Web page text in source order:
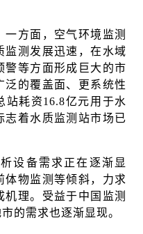
方面，空气环境监测
监测发展迅速，在水域
警等方面形成巨大的市
泛的覆盖面、更系统性
站耗资16.8亿元用于水
志着水质监测站市场已
设备需求正在逐渐显
体物监测等倾斜，力求
理。受益于中国监测
的需求也逐渐显现。